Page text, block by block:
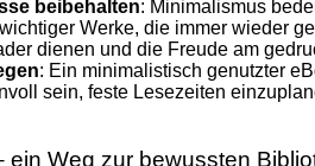
beibehalten: Minimalismus
Werke, die immer wieder
dienen und die Freude am
: Ein minimalistisch genutzter
sein, feste Lesezeiten
Weg zur bewussten